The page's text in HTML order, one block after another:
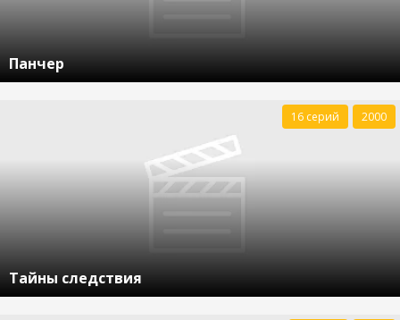
Панчер
Тайны следствия
16 серий 2000